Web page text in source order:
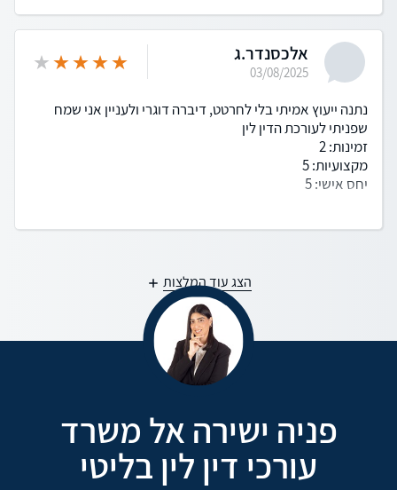
אלכסנדר.ג
03/08/2025
נתנה ייעוץ אמיתי בלי לחרטט, דיברה דוגרי ולעניין אני שמח
שפניתי לעורכת הדין לין
זמינות: 2
מקצועיות: 5
יחס אישי: 5
הצג עוד המלצות
פניה ישירה אל משרד
עורכי דין לין בליטי